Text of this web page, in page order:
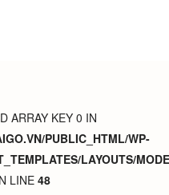
ARRAY KEY 0 IN
PUBLIC_HTML/WP-
LAYOUTS/
LINE 48